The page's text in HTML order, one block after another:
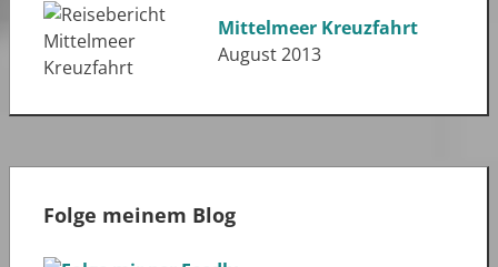
Mittelmeer Kreuzfahrt
August 2013
Folge meinem Blog